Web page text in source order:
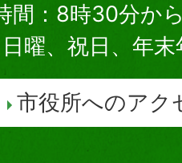
間：8時30分か
日曜、祝日、年
市役所へのアク